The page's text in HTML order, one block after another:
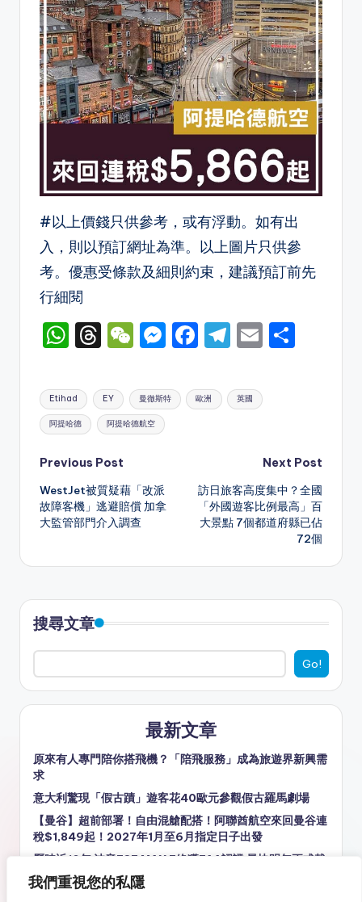
我們重視您的私隱
#以上價錢只供參考，或有浮動。如有出
入，則以預訂網址為準。以上圖片只供參
考。優惠受條款及細則約束，建議預訂前先
行細閱
W
a
ts
A
p
p
T
e
a
d
s
W
C
h
a
M
s
s
er
F
c
e
o
k
T
e
gr
E
Tags:
Etihad EY 曼徹斯特 歐洲 英國
阿提哈德 阿提哈德航空
Post
navigation
Previous Post
WestJet被質疑藉「改派
故障客機」逃避賠償 加拿
大監管部門介入調查
Next Post
訪日旅客高度集中？全國
「外國遊客比例最高」百
大景點 7個都道府縣已佔
72個
搜尋文章
Go!
最新文章
原來有人專門陪你搭飛機？「陪飛服務」成為旅遊界新興需
求
意大利驚現「假古蹟」遊客花40歐元參觀假古羅馬劇場
【曼谷】超前部署！自由混艙配搭！阿聯酋航空來回曼谷連
稅$1,849起！2027年1月至6月指定日子出發
歷時近10年 波音737 MAX 7終獲FAA認證 最快明年正式載
客